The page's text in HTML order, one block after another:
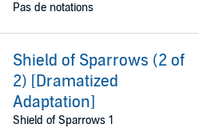
Pas de notations
Shield of Sparrows (2 of
2) [Dramatized
Adaptation]
Shield of Sparrows 1